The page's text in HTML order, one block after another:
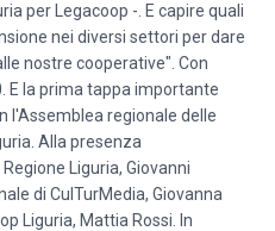
per Legacoop -. E capire quali
nei diversi settori per dare
nostre cooperative". Con
E la prima tappa importante
l'Assemblea regionale delle
Alla presenza
Liguria, Giovanni
di CulTurMedia, Giovanna
Liguria, Mattia Rossi. In